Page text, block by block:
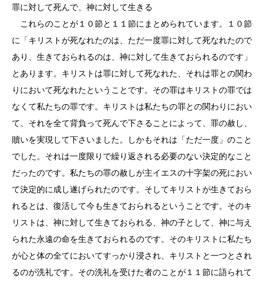
罪に対して死んで、神に対して生きる
これらのことが１０節と１１節にまとめられています。１０節
に「キリストが死なれたのは、ただ一度罪に対して死なれたので
あり、生きておられるのは、神に対して生きておられるのです」
とあります。キリストは罪に対して死なれた、それは罪との関わ
りにおいて死なれたということです。その罪はキリストの罪では
なくて私たちの罪です。キリストは私たちの罪との関わりにおい
て、それを全て背負って死んで下さることによって、罪の赦し、
贖いを実現して下さいました。しかもそれは「ただ一度」のこと
でした。それは一度限りで繰り返される必要のない決定的なこと
だったのです。私たちの罪の赦しが主イエスの十字架の死におい
て決定的に成し遂げられたのです。そしてキリストが生きておら
れるとは、復活して今も生きておられるということです。そのキ
リストは、神に対して生きておられる、神の子として、神に与え
られた永遠の命を生きておられるのです。そのキリストに私たち
が心と体の全てにおいてすっかり浸され、キリストと一つとされ
るのが洗礼です。その洗礼を受けた者のことが１１節に語られて